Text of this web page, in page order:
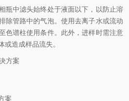
瓶中滤头始终处于液面以下，以防止溶
除管路中的气泡。使用去离子水或流动
色谱柱使用条件。此外，进样时需注意
或造成样品流失。
案